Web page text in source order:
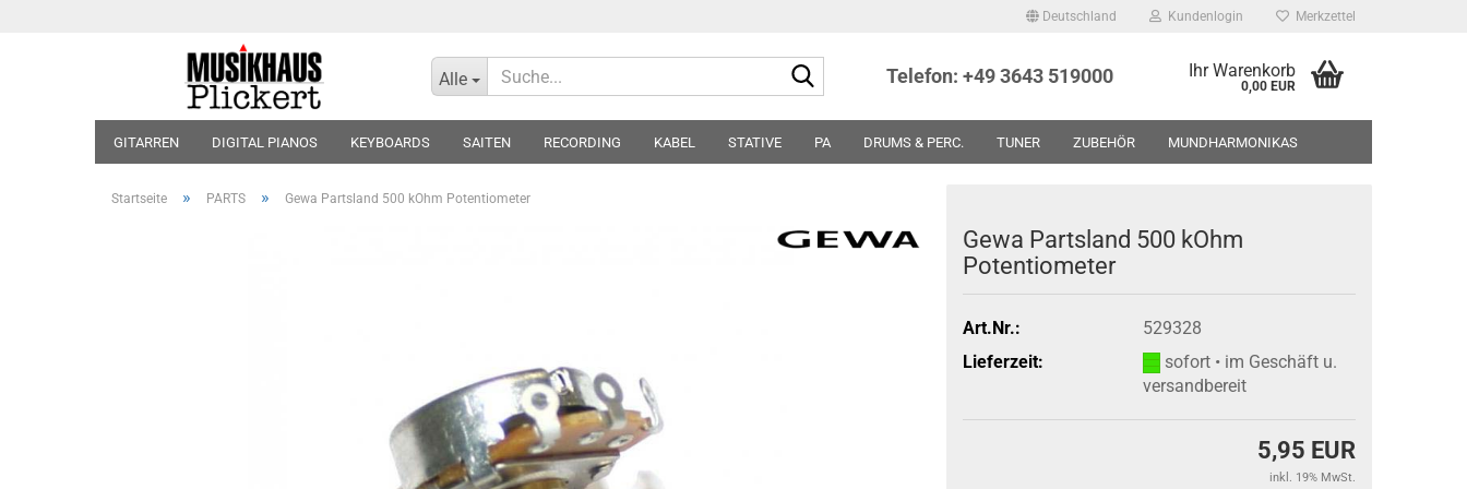
Deutschland Kundenlogin Merkzettel
Alle Telefon: +49 3643 519000 Ihr Warenkorb
0,00 EUR
GITARREN DIGITAL PIANOS KEYBOARDS SAITEN RECORDING KABEL STATIVE PA DRUMS & PERC. TUNER ZUBEHÖR MUNDHARMONIKAS
Startseite » PARTS » Gewa Partsland 500 kOhm Potentiometer
Gewa Partsland 500 kOhm
Potentiometer
Art.Nr.:
529328
Lieferzeit:
sofort • im Geschäft u.
versandbereit
5,95 EUR
inkl. 19% MwSt.